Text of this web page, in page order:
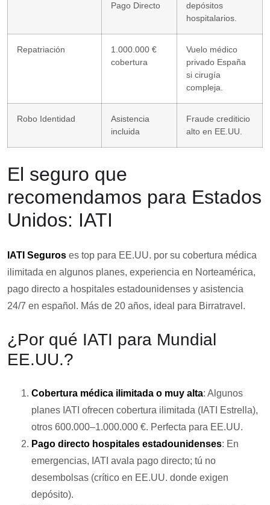
Pago Directo
depósitos
hospitalarios.
Repatriación
1.000.000 €
cobertura
Vuelo médico
privado España
si cirugía
compleja.
Robo Identidad
Asistencia
incluida
Fraude crediticio
alto en EE.UU.
El seguro que
recomendamos para Estados
Unidos: IATI
IATI Seguros es top para EE.UU. por su cobertura médica
ilimitada en algunos planes, experiencia en Norteamérica,
pago directo a hospitales estadounidenses y asistencia
24/7 en español. Más de 20 años, ideal para Birratravel.
¿Por qué IATI para Mundial
EE.UU.?
Cobertura médica ilimitada o muy alta: Algunos
planes IATI ofrecen cobertura ilimitada (IATI Estrella),
otros 600.000–1.000.000 €. Perfecta para EE.UU.
Pago directo hospitales estadounidenses: En
emergencias, IATI avala pago directo; tú no
desembolsas (crítico en EE.UU. donde exigen
depósito).